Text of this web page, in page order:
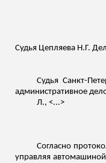
Судья Цепляева Н.Г.
Судья Санкт-
административное
Л., <...>
Согласно
управляя